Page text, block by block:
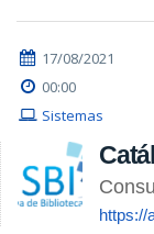
17/08/2021
00:00
Sistemas
https://